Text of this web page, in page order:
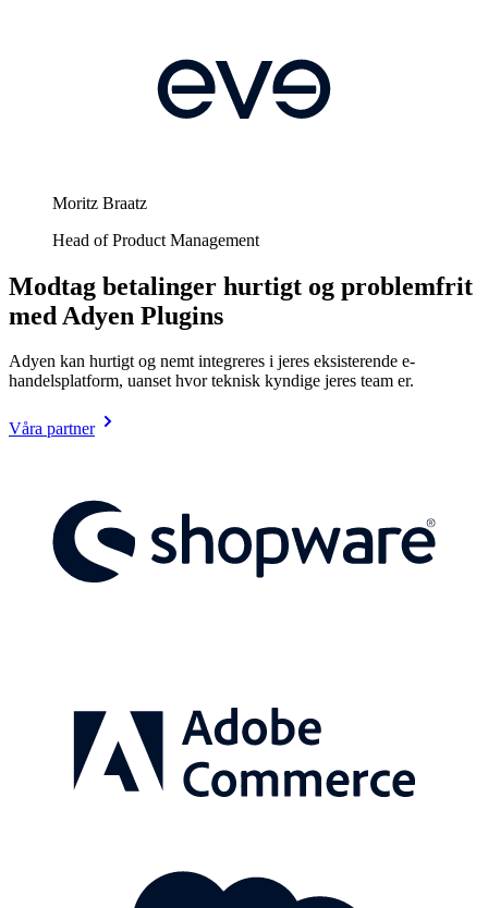
Moritz Braatz
Head of Product Management
Modtag betalinger hurtigt og problemfrit
med Adyen Plugins
Adyen kan hurtigt og nemt integreres i jeres eksisterende e-
handelsplatform, uanset hvor teknisk kyndige jeres team er.
Våra partner